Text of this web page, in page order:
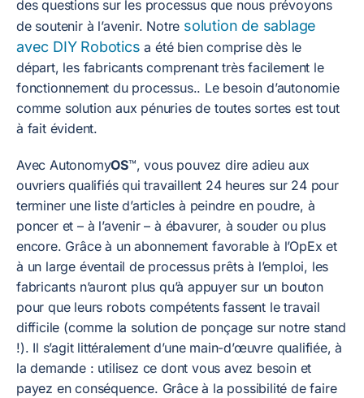
des questions sur les processus que nous prévoyons
de soutenir à l’avenir. Notre solution de sablage
avec DIY Robotics a été bien comprise dès le
départ, les fabricants comprenant très facilement le
fonctionnement du processus.. Le besoin d’autonomie
comme solution aux pénuries de toutes sortes est tout
à fait évident.
Avec AutonomyOS™, vous pouvez dire adieu aux
ouvriers qualifiés qui travaillent 24 heures sur 24 pour
terminer une liste d’articles à peindre en poudre, à
poncer et – à l’avenir – à ébavurer, à souder ou plus
encore. Grâce à un abonnement favorable à l’OpEx et
à un large éventail de processus prêts à l’emploi, les
fabricants n’auront plus qu’à appuyer sur un bouton
pour que leurs robots compétents fassent le travail
difficile (comme la solution de ponçage sur notre stand
!). Il s’agit littéralement d’une main-d’œuvre qualifiée, à
la demande : utilisez ce dont vous avez besoin et
payez en conséquence. Grâce à la possibilité de faire